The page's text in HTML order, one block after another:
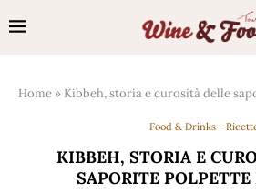
Home » Kibbeh, storia e curosità delle
Food & Drinks -
KIBBEH, STORIA E
SAPORITE